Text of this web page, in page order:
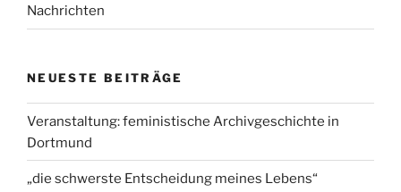
Nachrichten
NEUESTE BEITRÄGE
Veranstaltung: feministische Archivgeschichte in
Dortmund
„die schwerste Entscheidung meines Lebens“